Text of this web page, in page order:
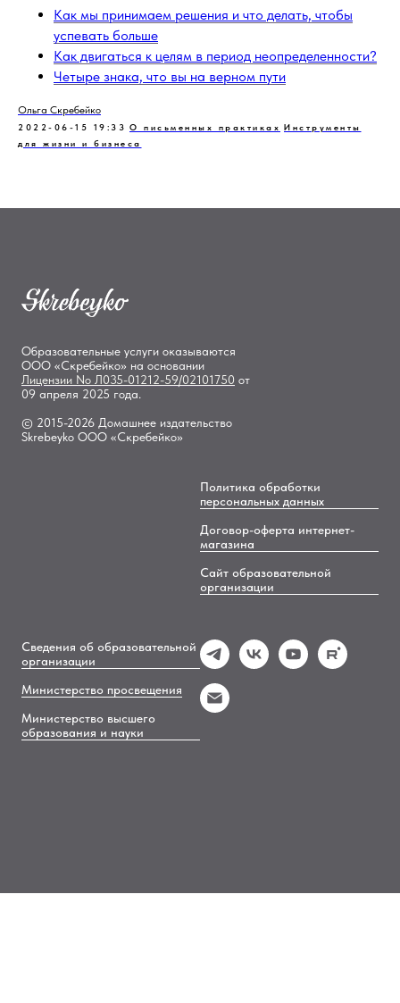
Как мы принимаем решения и что делать, чтобы
успевать больше
Как двигаться к целям в период неопределенности?
Четыре знака, что вы на верном пути
Ольга Скребейко
2022-06-15 19:33 О письменных практиках Инструменты
для жизни и бизнеса
Образовательные услуги оказываются
ООО «Скребейко» на основании
Лицензии No Л035-01212-59/02101750 от
09 апреля 2025 года.
© 2015-2026 Домашнее издательство
Skrebeyko ООО «Скребейко»
Политика обработки
персональных данных
Договор-оферта интернет-
магазина
Сайт образовательной
организации
Сведения об образовательной
организации
Министерство просвещения
Министерство высшего
образования и науки